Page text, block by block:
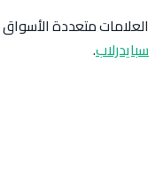
العلامات متعددة
سبايدرلاب.